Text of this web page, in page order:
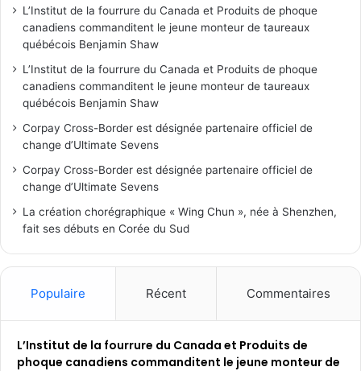
L’Institut de la fourrure du Canada et Produits de phoque
canadiens commanditent le jeune monteur de taureaux
québécois Benjamin Shaw
L’Institut de la fourrure du Canada et Produits de phoque
canadiens commanditent le jeune monteur de taureaux
québécois Benjamin Shaw
Corpay Cross-Border est désignée partenaire officiel de
change d’Ultimate Sevens
Corpay Cross-Border est désignée partenaire officiel de
change d’Ultimate Sevens
La création chorégraphique « Wing Chun », née à Shenzhen,
fait ses débuts en Corée du Sud
Populaire Récent Commentaires
L’Institut de la fourrure du Canada et Produits de
phoque canadiens commanditent le jeune monteur de